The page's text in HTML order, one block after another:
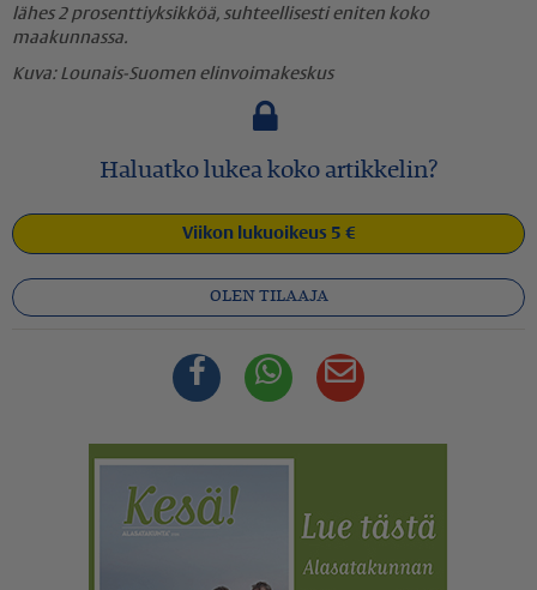
lähes 2 prosenttiyksikköä, suhteellisesti eniten koko
maakunnassa.
Lounais-Suomen elinvoimakeskus
Haluatko lukea koko artikkelin?
Viikon lukuoikeus 5 €
OLEN TILAAJA
FacebookWhatsappSähköposti